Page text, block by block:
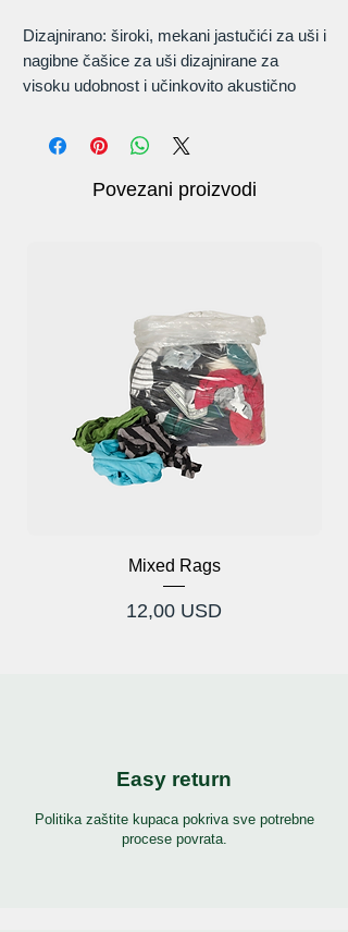
Dizajnirano: široki, mekani jastučići za uši i
nagibne čašice za uši dizajnirane za
visoku udobnost i učinkovito akustično
Unutarnja žica od nehrđajućeg čelika u
dosljedne sile 8-satno razdoblje za
Povezani proizvodi
Mixed Rags
Cijena
12,00 USD
Easy return
Politika zaštite kupaca pokriva sve potrebne
procese povrata.